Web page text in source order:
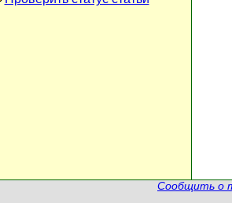
Сообщить о